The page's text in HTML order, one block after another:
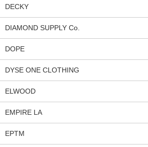
DECKY
DIAMOND SUPPLY Co.
DOPE
DYSE ONE CLOTHING
ELWOOD
EMPIRE LA
EPTM